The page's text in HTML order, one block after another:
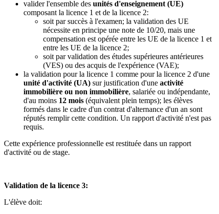
valider l'ensemble des unités d'enseignement (UE)
composant la licence 1 et de la licence 2:
soit par succès à l'examen; la validation des UE
nécessite en principe une note de 10/20, mais une
compensation est opérée entre les UE de la licence 1 et
entre les UE de la licence 2;
soit par validation des études supérieures antérieures
(VES) ou des acquis de l'expérience (VAE);
la validation pour la licence 1 comme pour la licence 2 d'une
unité d'activité (UA) sur justification d'une activité
immobilière ou non immobilière, salariée ou indépendante,
d'au moins 12 mois (équivalent plein temps); les élèves
formés dans le cadre d'un contrat d'alternance d'un an sont
réputés remplir cette condition. Un rapport d'activité n'est pas
requis.
Cette expérience professionnelle est restituée dans un rapport
d'activité ou de stage.
Validation de la licence 3:
L'élève doit: